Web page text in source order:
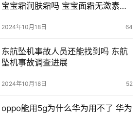
宝宝霜润肤霜吗 宝宝面霜无激素排
2024年10月18日 64
东航坠机事故人员还能找到吗 东航
坠机事故调查进展
2024年10月18日 52
oppo能用5g为什么华为用不了 华为